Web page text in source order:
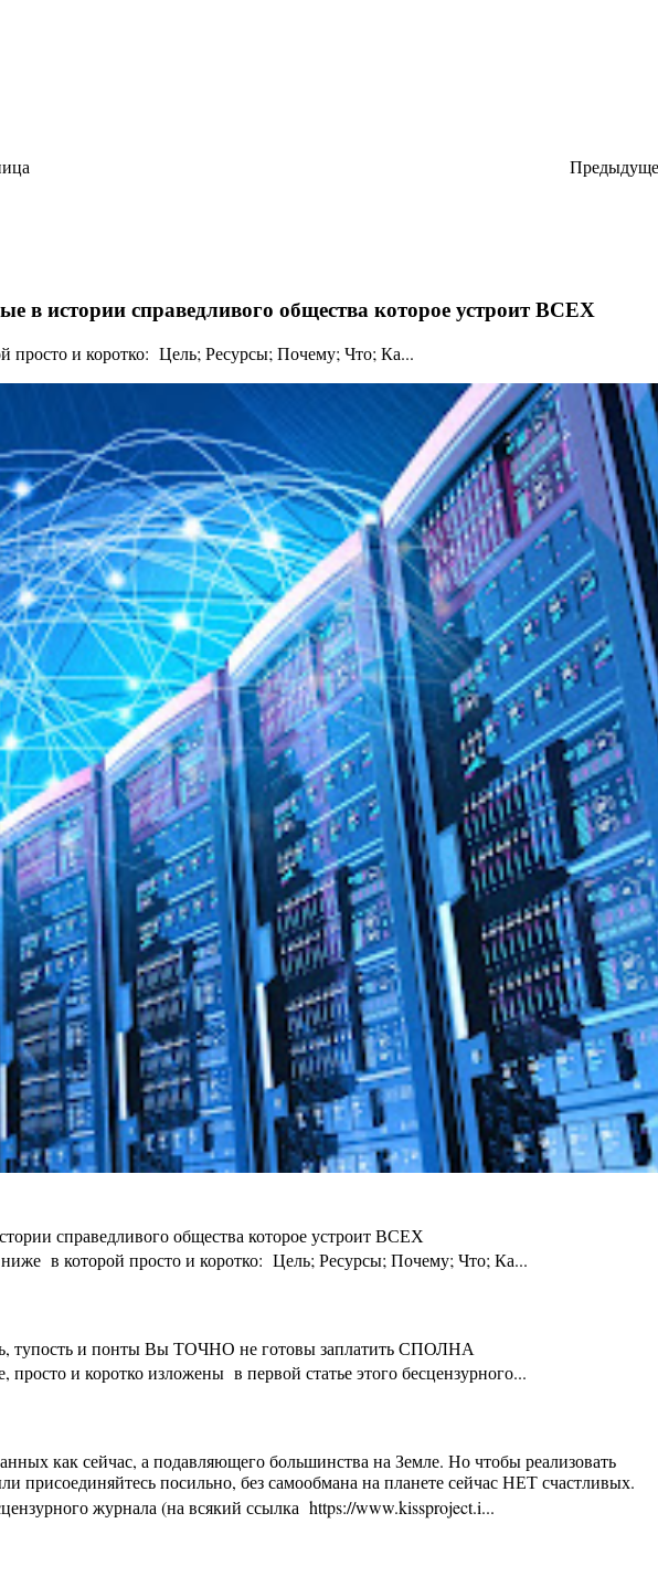
в истории справедливого общества которое устроит ВСЕХ
просто и коротко: Цель; Ресурсы; Почему; Что; Ка...
справедливого общества которое устроит ВСЕХ
в которой просто и коротко: Цель; Ресурсы; Почему; Что; Ка...
тупость и понты Вы ТОЧНО не готовы заплатить СПОЛНА
и коротко изложены в первой статье этого бесцензурного...
как сейчас, а подавляющего большинства на Земле. Но чтобы реализовать
посильно, без самообмана на планете сейчас НЕТ счастливых.
журнала (на всякий ссылка https://www.kissproject.i...